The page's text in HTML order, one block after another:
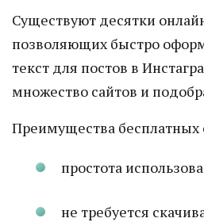
Существуют десятки
позволяющих быстро
текст для постов в
множество сайтов и
Преимущества бесплатных
простота
не требуется